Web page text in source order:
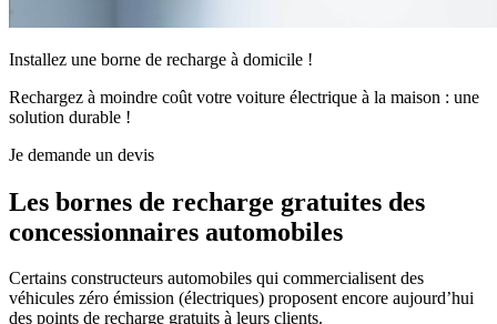
Installez une borne de recharge à domicile !
Rechargez à moindre coût votre voiture électrique à la maison : une
solution durable !
Je demande un devis
Les bornes de recharge gratuites des
concessionnaires automobiles
Certains constructeurs automobiles qui commercialisent des
véhicules zéro émission (électriques) proposent encore aujourd’hui
des points de recharge gratuits à leurs clients.